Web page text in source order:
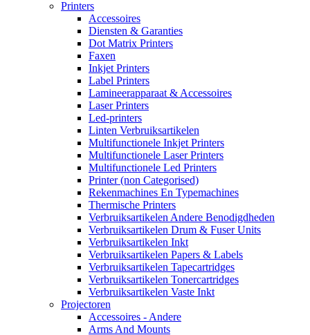
Printers
Accessoires
Diensten & Garanties
Dot Matrix Printers
Faxen
Inkjet Printers
Label Printers
Lamineerapparaat & Accessoires
Laser Printers
Led-printers
Linten Verbruiksartikelen
Multifunctionele Inkjet Printers
Multifunctionele Laser Printers
Multifunctionele Led Printers
Printer (non Categorised)
Rekenmachines En Typemachines
Thermische Printers
Verbruiksartikelen Andere Benodigdheden
Verbruiksartikelen Drum & Fuser Units
Verbruiksartikelen Inkt
Verbruiksartikelen Papers & Labels
Verbruiksartikelen Tapecartridges
Verbruiksartikelen Tonercartridges
Verbruiksartikelen Vaste Inkt
Projectoren
Accessoires - Andere
Arms And Mounts